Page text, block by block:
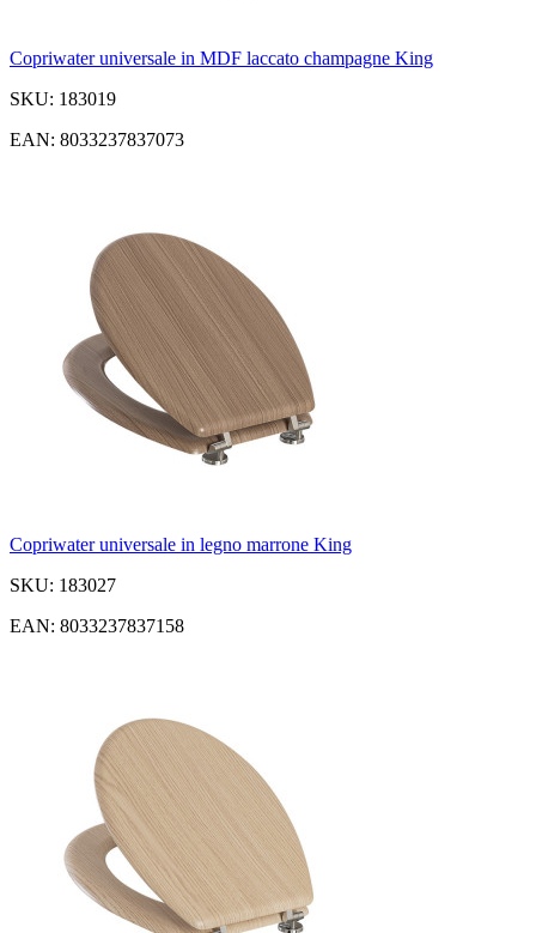
Copriwater universale in MDF laccato champagne King
SKU: 183019
EAN: 8033237837073
Copriwater universale in legno marrone King
SKU: 183027
EAN: 8033237837158